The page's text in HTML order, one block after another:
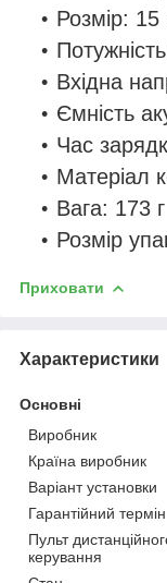
Розмір:
Вхідна
Ємність
Час
Матеріал
Вага: 173 г
Розмір
Приховати
Характеристики
Основні
Виробник
Країна виробник
Варіант установки
Гарантійний термін
Пульт
керування